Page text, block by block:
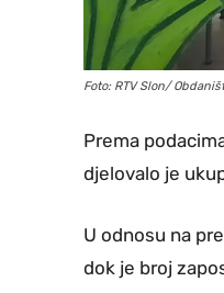
Foto: RTV Slon/
Prema
djelovalo je
U odnosu na
dok je broj